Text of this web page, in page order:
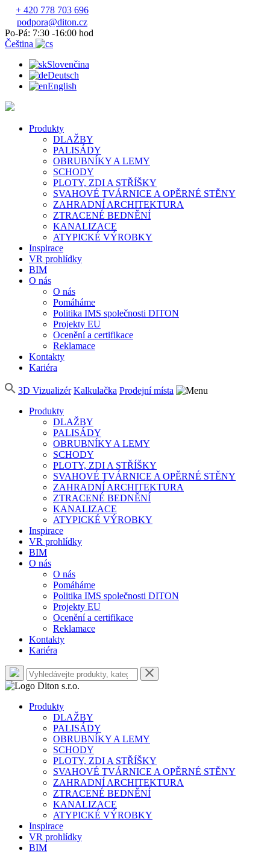
+ 420 778 703 696
podpora@diton.cz
Po-Pá: 7:30 -16:00 hod
Čeština
Slovenčina
Deutsch
English
Produkty
DLAŽBY
PALISÁDY
OBRUBNÍKY A LEMY
SCHODY
PLOTY, ZDI A STŘÍŠKY
SVAHOVÉ TVÁRNICE A OPĚRNÉ STĚNY
ZAHRADNÍ ARCHITEKTURA
ZTRACENÉ BEDNĚNÍ
KANALIZACE
ATYPICKÉ VÝROBKY
Inspirace
VR prohlídky
BIM
O nás
O nás
Pomáháme
Politika IMS společnosti DITON
Projekty EU
Ocenění a certifikace
Reklamace
Kontakty
Kariéra
3D Vizualizér Kalkulačka Prodejní místa
Produkty
DLAŽBY
PALISÁDY
OBRUBNÍKY A LEMY
SCHODY
PLOTY, ZDI A STŘÍŠKY
SVAHOVÉ TVÁRNICE A OPĚRNÉ STĚNY
ZAHRADNÍ ARCHITEKTURA
ZTRACENÉ BEDNĚNÍ
KANALIZACE
ATYPICKÉ VÝROBKY
Inspirace
VR prohlídky
BIM
O nás
O nás
Pomáháme
Politika IMS společnosti DITON
Projekty EU
Ocenění a certifikace
Reklamace
Kontakty
Kariéra
Produkty
DLAŽBY
PALISÁDY
OBRUBNÍKY A LEMY
SCHODY
PLOTY, ZDI A STŘÍŠKY
SVAHOVÉ TVÁRNICE A OPĚRNÉ STĚNY
ZAHRADNÍ ARCHITEKTURA
ZTRACENÉ BEDNĚNÍ
KANALIZACE
ATYPICKÉ VÝROBKY
Inspirace
VR prohlídky
BIM